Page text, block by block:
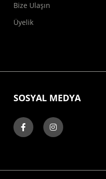
Bize Ulaşın
Üyelik
SOSYAL MEDYA